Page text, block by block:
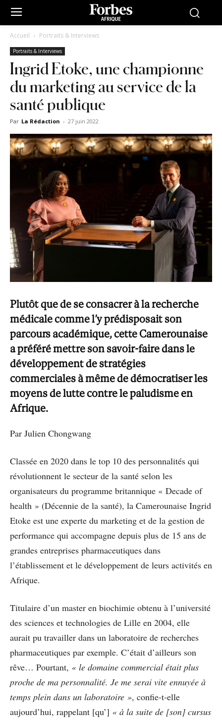
Accueil Portraits & Interviews
Portraits & Interviews
Ingrid Etoke, une championne
du marketing au service de la
santé publique
Par La Rédaction - 27 juin 2022
Plutôt que de se consacrer à la recherche
médicale comme l’y prédisposait son
parcours académique, cette Camerounaise
a préféré mettre son savoir-faire dans le
développement de stratégies
commerciales à même de démocratiser les
moyens de lutte contre le paludisme en
Afrique.
Par Julien Chongwang
Classée en 2020 dans le top 10 des personnalités qui
révolutionnent le secteur de la santé selon les
organisateurs du programme britannique « Decade of
health » (Décennie de la santé), la Camerounaise Ingrid
Etoke est une experte du marketing et de la gestion de
performance qui accompagne depuis plus de 15 ans de
grandes entreprises pharmaceutiques dans
l’établissement et le développement de leurs activités en
Afrique.
Titulaire d’un master en biochimie obtenu à l’université
des sciences et technologies de Lille en 2004, elle
aurait pu travailler dans un laboratoire de recherches
pharmaceutiques par exemple. C’était d’ailleurs son
rêve… Pourtant, « le domaine commercial était plus
proche de ma personnalité. Je me serai vite ennuyée à
temps plein dans un laboratoire », confie-t-elle
aujourd’hui, rappelant [qu’] « à la suite de [son] cursus